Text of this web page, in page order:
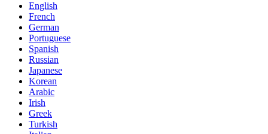
English
French
German
Portuguese
Spanish
Russian
Japanese
Korean
Arabic
Irish
Greek
Turkish